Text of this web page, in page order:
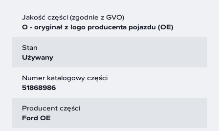
Jakość części (zgodnie z GVO)
O - oryginał z logo producenta pojazdu (OE)
Stan
Używany
Numer katalogowy części
51868986
Producent części
Ford OE